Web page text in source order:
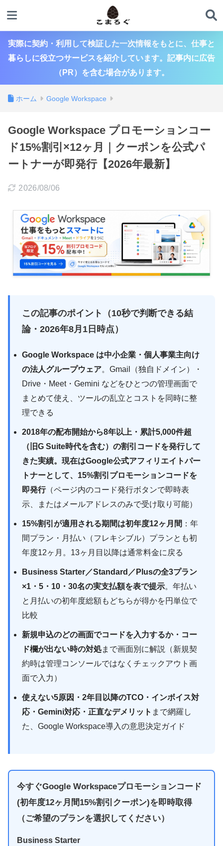
実際に契約・利用して検証した一次情報をもとに、仕事と
暮らしに役立つサービスを紹介しています。記事内に広告
（PR）を含む場合があります。
ホーム Google Workspace
Google Workspace プロモーションコー
ド15%割引×12ヶ月｜クーポンを公式パ
ートナーが即発行【2026年最新】
2026/08/06
この記事のポイント（10秒で判断できる結
論・ 2026年8月1日 時点）
Google Workspace は中小企業・個人事業主向け
の法人グループウェア。Gmail（独自ドメイン）・
Drive・Meet・Gemini などをひとつの管理画面で
まとめて使え、ツールの乱立とコストを同時に整
理できる
2018年の配布開始から8年以上・累計5,000件超
（旧G Suite時代を含む）の割引コードを発行して
きた実績。現在はGoogle公式アフィリエイトパー
トナーとして、15%割引プロモーションコードを
即発行（ページ内のコード発行ボタンで即時表
示、またはメールアドレスのみで受け取り可能）
15%割引が適用される期間は初年度12ヶ月間 ：年
間プラン・月払い（フレキシブル）プランとも初
年度12ヶ月。13ヶ月目以降は通常料金に戻る
Business Starter／Standard／Plusの全3プラン
×1・5・10・30名の実支払額を表で提示。年払い
と月払いの初年度総額もどちらが得かを円単位で
比較
新規申込のどの画面でコードを入力するか・コー
ド欄が出ない時の対処まで画面別に解説（新規契
約時は管理コンソールではなくチェックアウト画
面で入力）
使えない5原因・2年目以降のTCO・インボイス対
応・Gemini対応・正直なデメリット まで網羅し
た、Google Workspace導入の意思決定ガイド
今すぐGoogle Workspaceプロモーションコード
(初年度12ヶ月間15%割引クーポン)を即時取得
（ご希望のプランを選択してください）
Business Starter